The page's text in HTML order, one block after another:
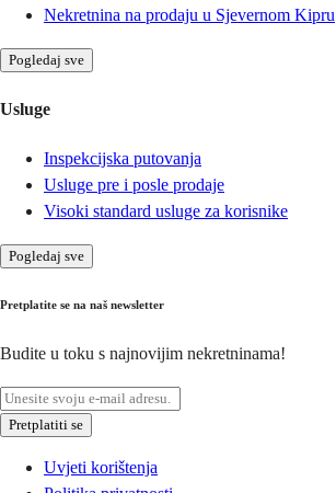
Nekretnina na prodaju u Sjevernom Kipru
Pogledaj sve
Usluge
Inspekcijska putovanja
Usluge pre i posle prodaje
Visoki standard usluge za korisnike
Pogledaj sve
Pretplatite se na naš newsletter
Budite u toku s najnovijim nekretninama!
Pretplatiti se
Uvjeti korištenja